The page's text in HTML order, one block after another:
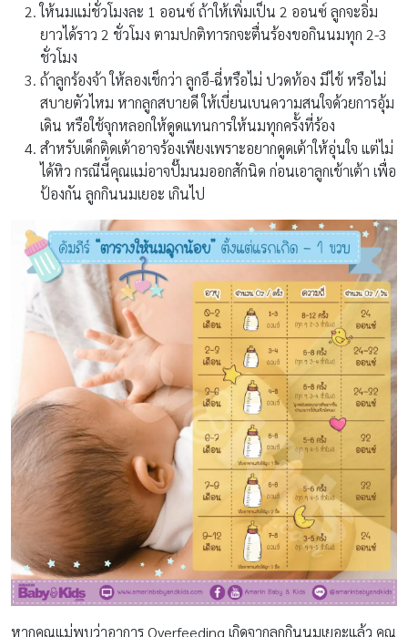
ให้นมแม่ชั่วโมงละ 1 ออนซ์ ถ้าให้เพิ่มเป็น 2 ออนซ์ ลูกจะอิ่ม
ยาวได้ราว 2 ชั่วโมง ตามปกติทารกจะตื่นร้องขอกินนมทุก 2-3
ชั่วโมง
ถ้าลูกร้องจ้า ให้ลองเช็กว่า ลูกอึ-ฉี่หรือไม่ ปวดท้อง มีไข้ หรือไม่
สบายตัวไหม หากลูกสบายดี ให้เบี่ยนเบนความสนใจด้วยการอุ้ม
เดิน หรือใช้จุกหลอกให้ดูดแทนการให้นมทุกครั้งที่ร้อง
สำหรับเด็กติดเต้าอาจร้องเพียงเพราะอยากดูดเต้าให้อุ่นใจ แต่ไม่
ได้หิว กรณีนี้คุณแม่อาจปั๊มนมออกสักนิด ก่อนเอาลูกเข้าเต้า เพื่อ
ป้องกัน ลูกกินนมเยอะ เกินไป
หากคุณแม่พบว่าอาการ Overfeeding เกิดจากลูกกินนมเยอะแล้ว คุณ